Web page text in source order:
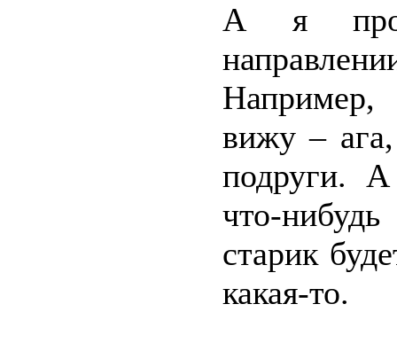
А я
вижу –
подруги.
что-
старик
какая-то.